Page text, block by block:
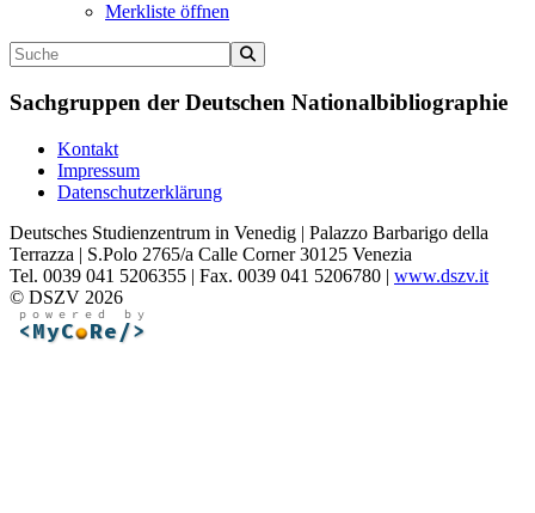
Merkliste öffnen
Sachgruppen der Deutschen Nationalbibliographie
Kontakt
Impressum
Datenschutzerklärung
Deutsches Studienzentrum in Venedig | Palazzo Barbarigo della
Terrazza | S.Polo 2765/a Calle Corner 30125 Venezia
Tel. 0039 041 5206355 | Fax. 0039 041 5206780 | www.dszv.it
© DSZV 2026